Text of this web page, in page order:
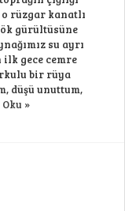
rüzgar kanatlı
gürültüsüne
su ayrı
gece cemre
bir rüya
düşü unuttum,
»